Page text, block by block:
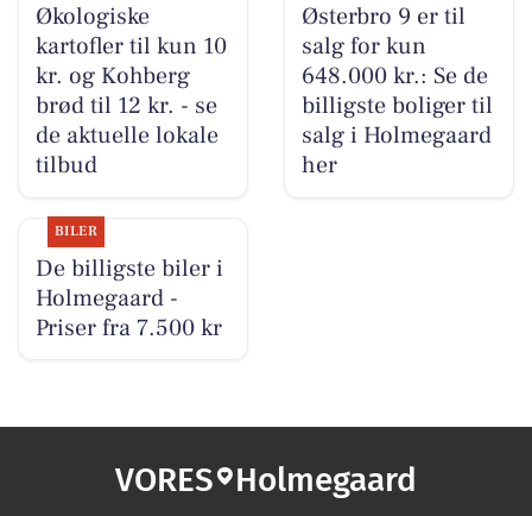
Økologiske
kartofler til kun 10
kr. og Kohberg
brød til 12 kr. - se
de aktuelle lokale
tilbud
Østerbro 9 er til
salg for kun
648.000 kr.: Se de
billigste boliger til
salg i Holmegaard
her
BILER
De billigste biler i
Holmegaard -
Priser fra 7.500 kr
VORES Holmegaard